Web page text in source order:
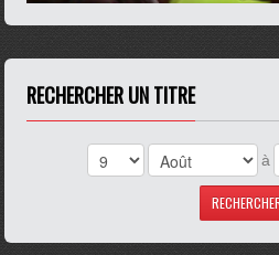
RECHERCHER UN TITRE
à